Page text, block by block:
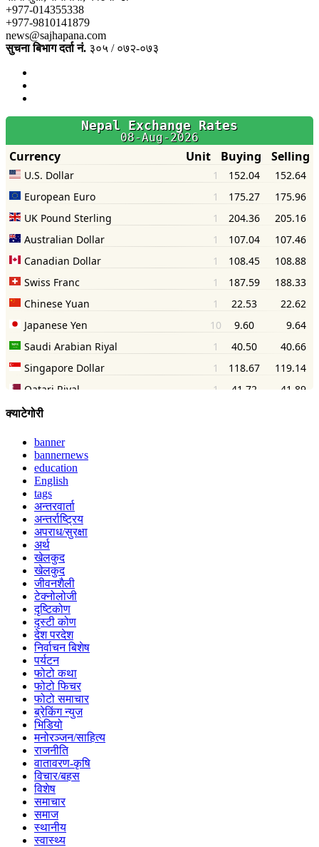
+977-014355338
+977-9810141879
news@sajhapana.com
सुचना बिभाग दर्ता नं. ३०५ / ०७२-०७३
क्याटेगोरी
banner
bannernews
education
English
tags
अन्तरवार्ता
अन्तर्राष्ट्रिय
अपराध/सुरक्षा
अर्थ
खेलकुद
खेलकुद
जीवनशैली
टेक्नोलोजी
दृष्टिकोण
दृस्टी कोण
देश परदेश
निर्वाचन बिशेष
पर्यटन
फोटो कथा
फोटो फिचर
फोटो समाचार
ब्रेकिंग न्युज
भिडियो
मनोरञ्जन/साहित्य
राजनीति
वातावरण-कृषि
विचार/बहस
विशेष
समाचार
समाज
स्थानीय
स्वास्थ्य